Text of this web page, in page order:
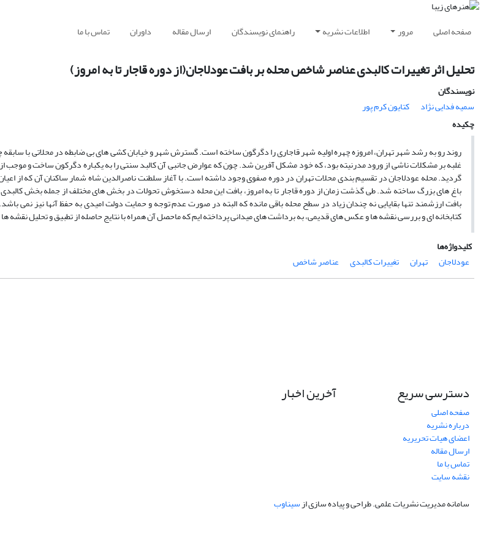
صفحه اصلی مرور اطلاعات نشریه راهنمای نویسندگان ارسال مقاله داوران تماس با ما
تحلیل اثر تغییرات کالبدی عناصر شاخص محله بر بافت عودلاجان(از دوره قاجار تا به امروز)
نویسندگان
سمیه فدایی نژاد
کتایون کرم پور
چکیده
روند رو به رشد شهر تهران، امروزه چهره اولیه شهر قاجاری را دگرگون ساخته است. گسترش شهر و خیابان کشی های بی ضابطه در محلاتی با
غلبه بر مشکلات ناشی از ورود مدرنیته بود، که خود مشکل آفرین شد. چون که عوارض جانبی آن کالبد سنتی را به یکباره دگرکون ساخت و موجب
گردید. محله عودلاجان در تقسیم بندی محلات تهران در دوره صفوی وجود داشته است. با آغاز سلطنت ناصرالدین شاه شمار ساکنان آن که از
باغ های بزرگ ساخته شد. طی گذشت زمان از دوره قاجار تا به امروز، بافت این محله دستخوش تحولات در بخش های مختلف از جمله بخش کالبدی
بافت ارزشمند تنها بقایایی نه چندان زیاد در سطح محله باقی مانده که البته در صورت عدم توجه و حمایت دولت امیدی به حفظ آنها نیز نمی
کتابخانه ای و بررسی نقشه ها و عکس های قدیمی، به برداشت های میدانی پرداخته ایم که ماحصل آن همراه با نتایج حاصله از تطبیق و تحلیل نقشه
کلیدواژه‌ها
عودلاجان
تهران تغییرات کالبدی عناصر شاخص
دسترسی سریع
صفحه اصلی
درباره نشریه
اعضای هیات تحریریه
ارسال مقاله
تماس با ما
نقشه سایت
آخرین اخبار
سامانه مدیریت نشریات علمی.طراحی و پیاده سازی ازسیناوب